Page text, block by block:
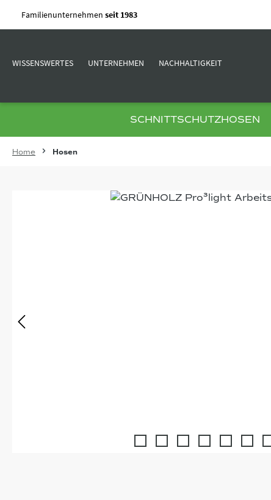
Hauptinhalt springen
Zur Suche springen
Zur Hauptnavigation springen
Familienunternehmen seit 1983
WISSENSWERTES UNTERNEHMEN NACHHALTIGKEIT
SCHNITTSCHUTZHOSEN
Home Hosen
Bildergalerie überspringen